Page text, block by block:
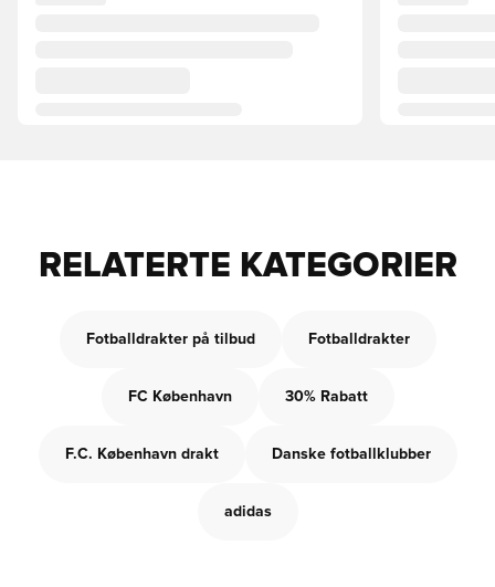
RELATERTE KATEGORIER
Fotballdrakter på tilbud Fotballdrakter
FC København 30% Rabatt
F.C. København drakt Danske fotballklubber
adidas